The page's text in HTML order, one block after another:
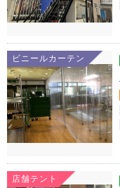
ビニールカーテン
店舗テント